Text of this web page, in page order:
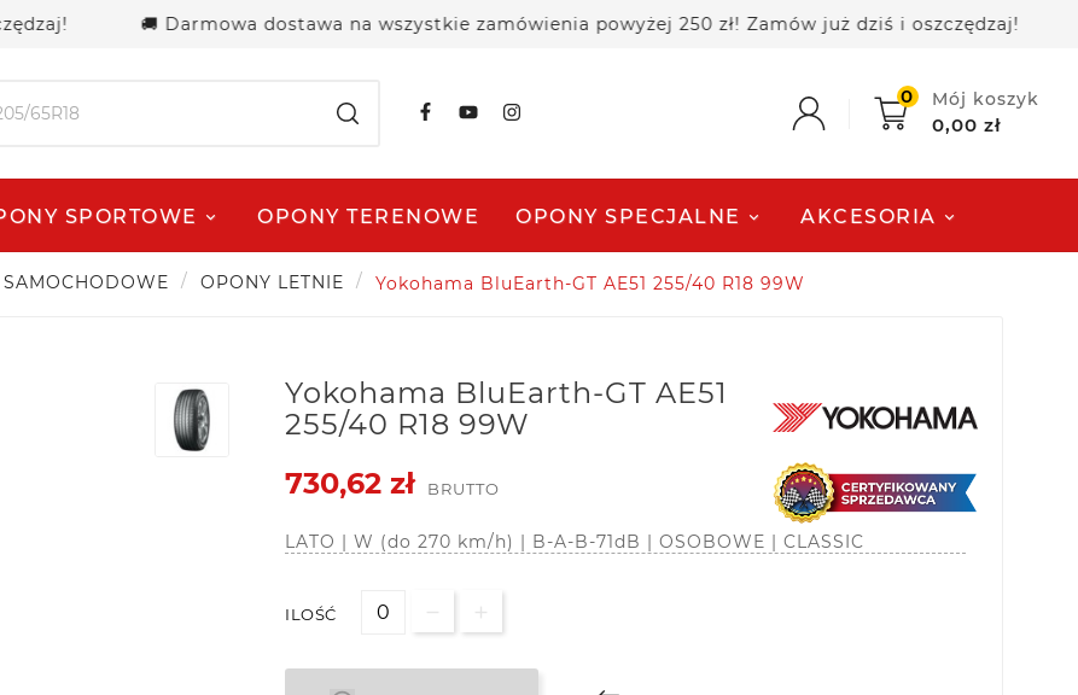
🚚 Darmowa dostawa na wszystkie zamówienia powyżej 250 zł! Zamów już dziś i oszczędzaj!
0 Mój koszyk
0,00 zł
SPORTOWE OPONY TERENOWE OPONY SPECJALNE AKCESORIA
OPONY LETNIE Yokohama BluEarth-GT AE51 255/40 R18 99W
Yokohama BluEarth-GT AE51
255/40 R18 99W
730,62 zł
BRUTTO
LATO | W (do 270 km/h) | B-A-B-71dB | OSOBOWE | CLASSIC
ILOŚĆ